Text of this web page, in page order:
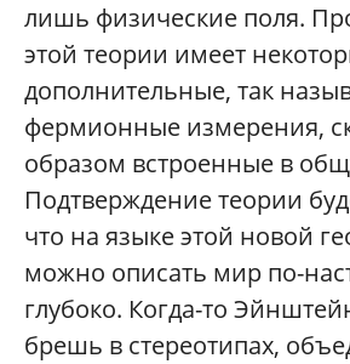
лишь физические поля.
этой теории имеет
дополнительные, так
фермионные измерения,
образом встроенные в
Подтверждение теории
что на языке этой новой
можно описать мир по-
глубоко. Когда-то
брешь в стереотипах,